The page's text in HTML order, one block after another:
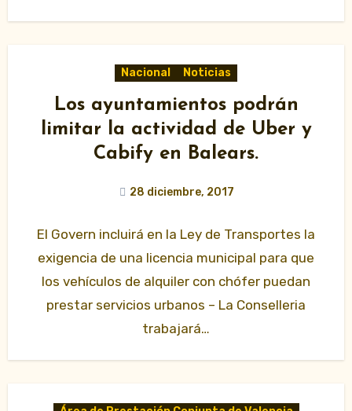
Nacional Noticias
Los ayuntamientos podrán
limitar la actividad de Uber y
Cabify en Balears.
28 diciembre, 2017
El Govern incluirá en la Ley de Transportes la
exigencia de una licencia municipal para que
los vehículos de alquiler con chófer puedan
prestar servicios urbanos – La Conselleria
trabajará…